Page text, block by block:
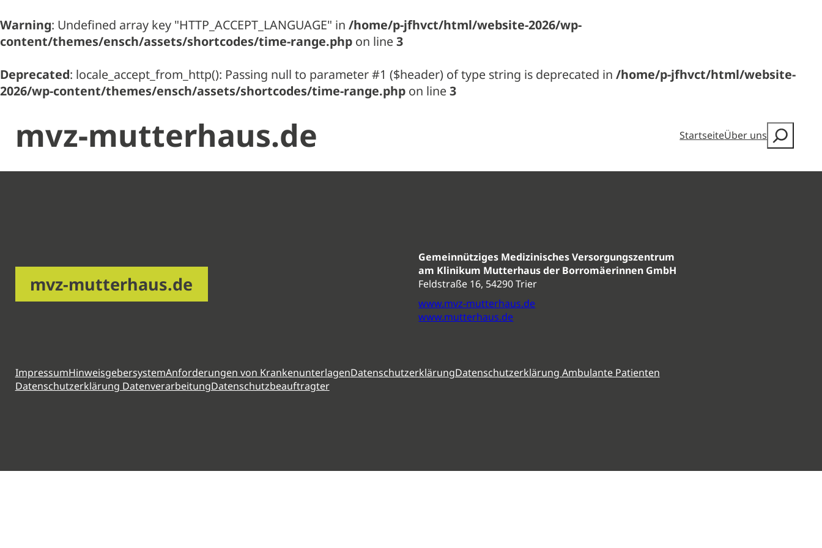
Warning: Undefined array key "HTTP_ACCEPT_LANGUAGE" in /home/p-jfhvct/html/website-2026/wp-
content/themes/ensch/assets/shortcodes/time-range.php on line3
Deprecated: locale_accept_from_http(): Passing null to parameter #1 ($header) of type string is deprecated in /home/p-jfhvct/html/website-
2026/wp-content/themes/ensch/assets/shortcodes/time-range.php on line3
mvz-mutterhaus.de StartseiteÜber uns
mvz-mutterhaus.de
Gemeinnütziges Medizinisches Versorgungszentrum
am Klinikum Mutterhaus der Borromäerinnen GmbH
Feldstraße 16, 54290 Trier
www.mvz-mutterhaus.de
www.mutterhaus.de
ImpressumHinweisgebersystemAnforderungen von KrankenunterlagenDatenschutzerklärungDatenschutzerklärung Ambulante Patienten
Datenschutzerklärung DatenverarbeitungDatenschutzbeauftragter